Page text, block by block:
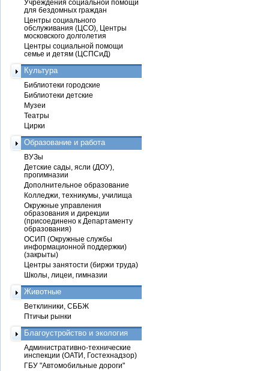
Учреждения социальной помощи
для бездомных граждан
Центры социального
обслуживания (ЦСО), Центры
московского долголетия
Центры социальной помощи
семье и детям (ЦСПСиД)
Культура
Библиотеки городские
Библиотеки детские
Музеи
Театры
Цирки
Образование и работа
ВУЗы
Детские сады, ясли (ДОУ),
прогимназии
Дополнительное образование
Колледжи, техникумы, училища
Окружные управления
образования и дирекции
(присоединено к Департаменту
образования)
ОСИП (Окружные службы
информационной поддержки)
(закрыты)
Центры занятости (биржи труда)
Школы, лицеи, гимназии
Животные
Ветклиники, СББЖ
Птичьи рынки
Благоустройство и экология
Административно-технические
инспекции (ОАТИ, Гостехнадзор)
ГБУ "Автомобильные дороги"